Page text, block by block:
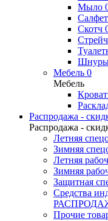
Мыло
Скотч
Стрейч
Мебель 0
Мебель
Распродажа -
Распродажа -
Летняя
Зимняя
Летняя
Зимняя
Защитная
Средства
Прочие